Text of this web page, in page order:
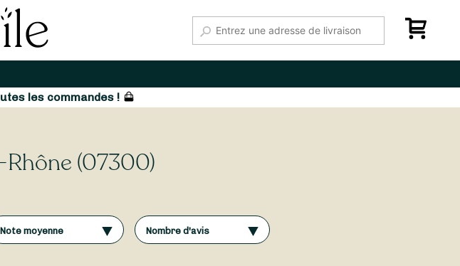
les commandes !
(07300)
Note moyenne Nombre d'avis